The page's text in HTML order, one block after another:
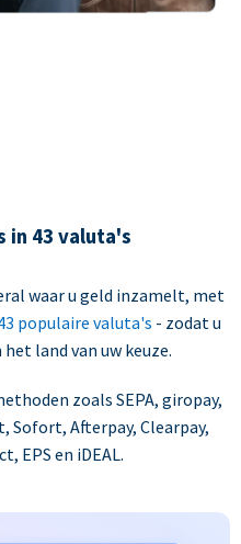
in 43 valuta's
waar u geld inzamelt, met
populaire valuta's - zodat u
land van uw keuze.
zoals SEPA, giropay,
Sofort, Afterpay, Clearpay,
EPS en iDEAL.